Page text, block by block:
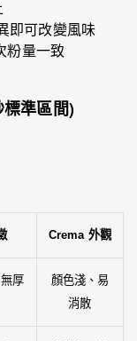
即可改變風味
粉量一致
準區間)
Crema 外觀
厚
顏色淺、易
消散